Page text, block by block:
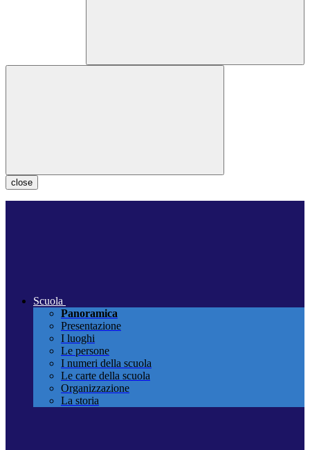
close
Scuola
Panoramica
Presentazione
I luoghi
Le persone
I numeri della scuola
Le carte della scuola
Organizzazione
La storia